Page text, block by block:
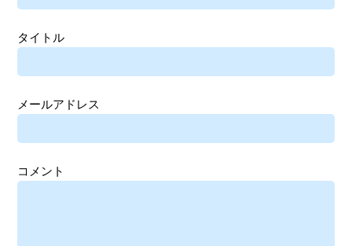
タイトル
メールアドレス
コメント